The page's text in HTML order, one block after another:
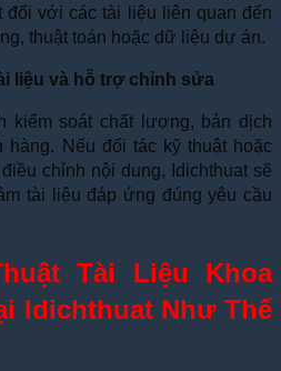
đối với các tài liệu liên quan đến
thuật toán hoặc dữ liệu dự án.
liệu và hỗ trợ chỉnh sửa
kiểm soát chất lượng, bản dịch
Nếu đối tác kỹ thuật hoặc
chỉnh nội dung, Idichthuat sẽ
tài liệu đáp ứng đúng yêu cầu
Tài Liệu Khoa
Idichthuat Như Thế